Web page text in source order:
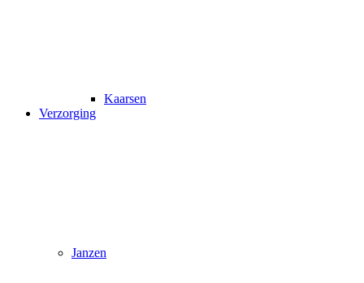
Kaarsen
Verzorging
Janzen